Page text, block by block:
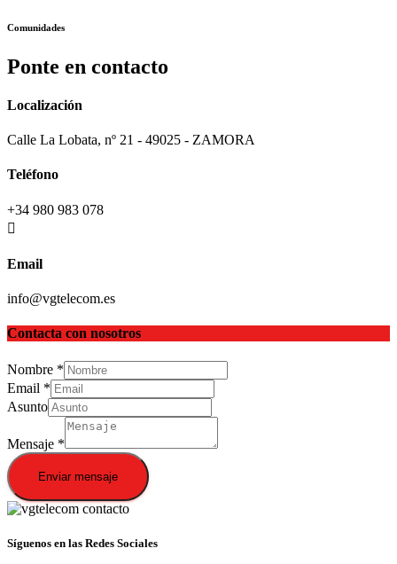
Comunidades
Ponte en contacto
Localización
Calle La Lobata, nº 21 - 49025 - ZAMORA
Teléfono
+34 980 983 078
Email
info@vgtelecom.es
Contacta con nosotros
Nombre *
Email *
Asunto
Mensaje *
Enviar mensaje
Síguenos en las Redes Sociales